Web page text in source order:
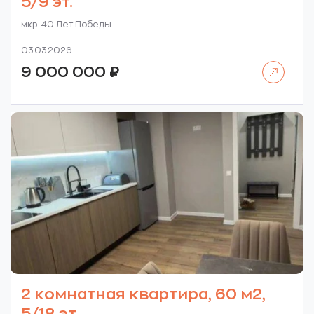
мкр. 40 Лет Победы.
03.03.2026
9 000 000 ₽
2 комнатная квартира, 60 м2,